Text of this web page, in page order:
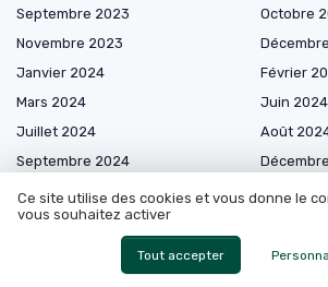
Septembre 2023
Octobre
Novembre 2023
Janvier 2024
Février
Mars 2024
Juin 2024
Juillet 2024
Août
Septembre 2024
Janvier 2025
Février
Mars 2025
Juin 2025
Ce site utilise des cookies et vous donne le
vous souhaitez activer
Tout accepter